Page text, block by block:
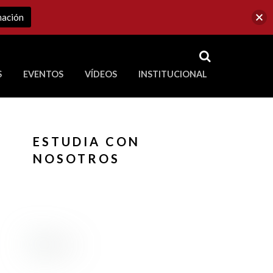
RSS
EVENTOS VÍDEOS INSTITUCIONAL
ESTUDIA CON
NOSOTROS